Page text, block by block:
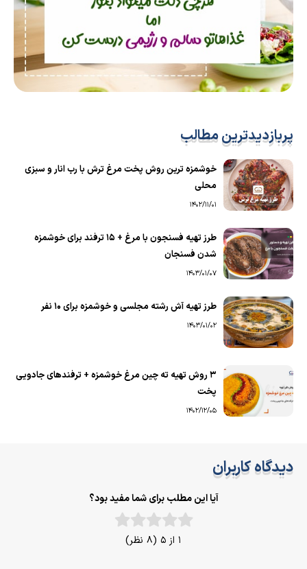
پربازدیدترین مطالب
خوشمزه ترین روش پخت مرغ ترش با رب انار و سبزی
محلی
1402/11/01
طرز تهیه فسنجون با مرغ + 15 ترفند برای خوشمزه
شدن فسنجان
1403/01/07
طرز تهیه آش رشته مجلسی و خوشمزه برای ۱۰ نفر
1403/01/02
۳ روش تهیه ته چین مرغ خوشمزه + ترفندهای جادویی
پخت
1402/12/05
دیدگاه کاربران
آیا این مطلب برای شما مفید بود؟
1 از 5 (8 نظر)